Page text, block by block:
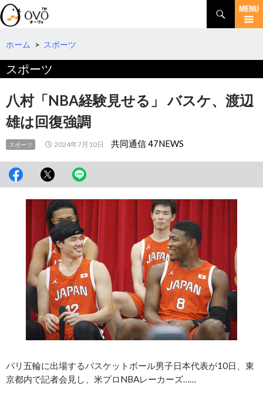
検
索
コ
テ
へ
動
ホーム > スポーツ
スポーツ
八村「NBA経験見せる」 バスケ、渡辺
雄は回復強調
スポーツ 2024年7月10日 共同通信 47NEWS
パリ五輪に出場するバスケットボール男子日本代表が10日、東
京都内で記者会見し、米プロNBAレーカーズ……